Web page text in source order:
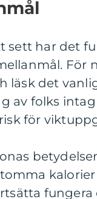
sett har det
För
läsk det
av folks
för